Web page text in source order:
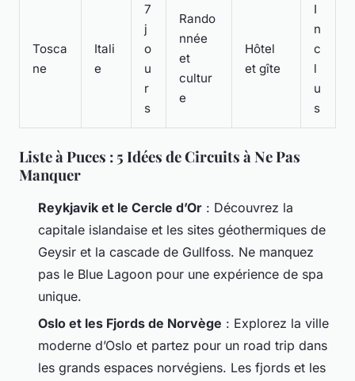
Tosca
ne
Itali
e
7
j
o
u
r
s
Rando
nnée
et
cultur
e
Hôtel
et gîte
I
n
c
l
u
s
Liste à Puces : 5 Idées de Circuits à Ne Pas
Manquer
Reykjavik et le Cercle d’Or : Découvrez la
capitale islandaise et les sites géothermiques de
Geysir et la cascade de Gullfoss. Ne manquez
pas le Blue Lagoon pour une expérience de spa
unique.
Oslo et les Fjords de Norvège : Explorez la ville
moderne d’Oslo et partez pour un road trip dans
les grands espaces norvégiens. Les fjords et les